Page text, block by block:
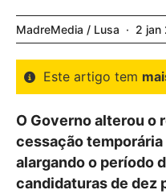
MadreMedia / Lusa 2 jan
Este artigo tem
O Governo alterou o
cessação temporária
alargando o período
candidaturas de dez